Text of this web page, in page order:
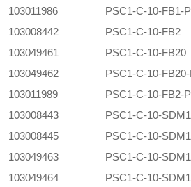
103011986
PSC1-C-10-FB1-
103008442
PSC1-C-10-FB2
103049461
PSC1-C-10-FB20
103049462
PSC1-C-10-
103011989
PSC1-C-10-FB2-
103008443
PSC1-C-10-SDM1
103008445
PSC1-C-10-
103049463
PSC1-C-10-
103049464
PSC1-C-10-